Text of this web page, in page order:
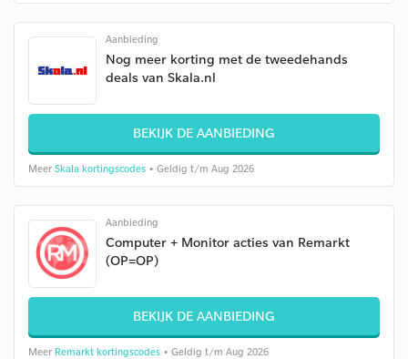
Aanbieding
Nog meer korting met de tweedehands
deals van Skala.nl
BEKIJK DE AANBIEDING
Meer Skala kortingscodes • Geldig t/m Aug 2026
Aanbieding
Computer + Monitor acties van Remarkt
(OP=OP)
BEKIJK DE AANBIEDING
Meer Remarkt kortingscodes • Geldig t/m Aug 2026